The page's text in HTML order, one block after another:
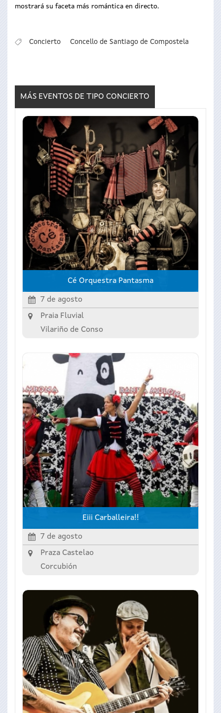
mostrará su faceta más romántica en directo.
Concierto Concello de Santiago de Compostela
MÁS EVENTOS DE TIPO CONCIERTO
Cé Orquestra Pantasma
7 de agosto
Praia Fluvial
Vilariño de Conso
Eiii Carballeira!!
7 de agosto
Praza Castelao
Corcubión